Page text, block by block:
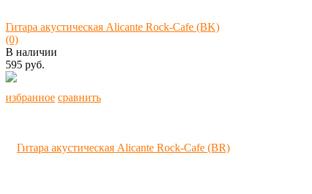
избранное сравнить
Гитара акустическая Alicante Rock-Cafe (BK)
(0)
В наличии
595 руб.